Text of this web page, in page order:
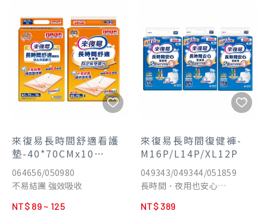
來復易長時間舒適看護
墊-40*70CMx10
片/60*90CMx8片
064656/050980
不易結團 強效吸收
NT$ 89 ~ 125
來復易長時間復健褲-
M16P/L14P/XL12P
049343/049344/051859
長時間．夜用也安心
NT$ 389